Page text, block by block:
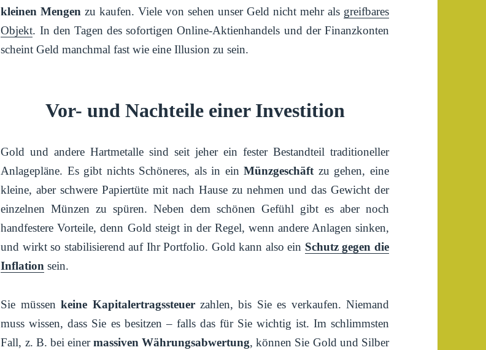
kleinen Mengen zu kaufen. Viele von sehen unser Geld nicht mehr als greifbares
Objekt. In den Tagen des sofortigen Online-Aktienhandels und der Finanzkonten
scheint Geld manchmal fast wie eine Illusion zu sein.
Vor- und Nachteile einer Investition
Gold und andere Hartmetalle sind seit jeher ein fester Bestandteil traditioneller
Anlagepläne. Es gibt nichts Schöneres, als in einMünzgeschäft zu gehen, eine
kleine, aber schwere Papiertüte mit nach Hause zu nehmen und das Gewicht der
einzelnen Münzen zu spüren. Neben dem schönen Gefühl gibt es aber noch
handfestere Vorteile, denn Gold steigt in der Regel, wenn andere Anlagen sinken,
und wirkt so stabilisierend auf Ihr Portfolio. Gold kann also ein Schutz gegen die
Inflation sein.
Sie müssenkeine Kapitalertragssteuerzahlen, bis Sie es verkaufen. Niemand
muss wissen, dass Sie es besitzen – falls das für Sie wichtig ist. Im schlimmsten
Fall, z. B. bei einermassiven Währungsabwertung, können Sie Gold und Silber